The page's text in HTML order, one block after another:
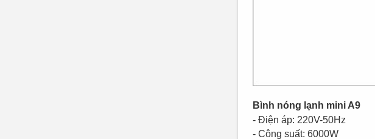
Bình nóng lạnh mini A9
- Điện áp: 220V-50Hz
- Công suất: 6000W